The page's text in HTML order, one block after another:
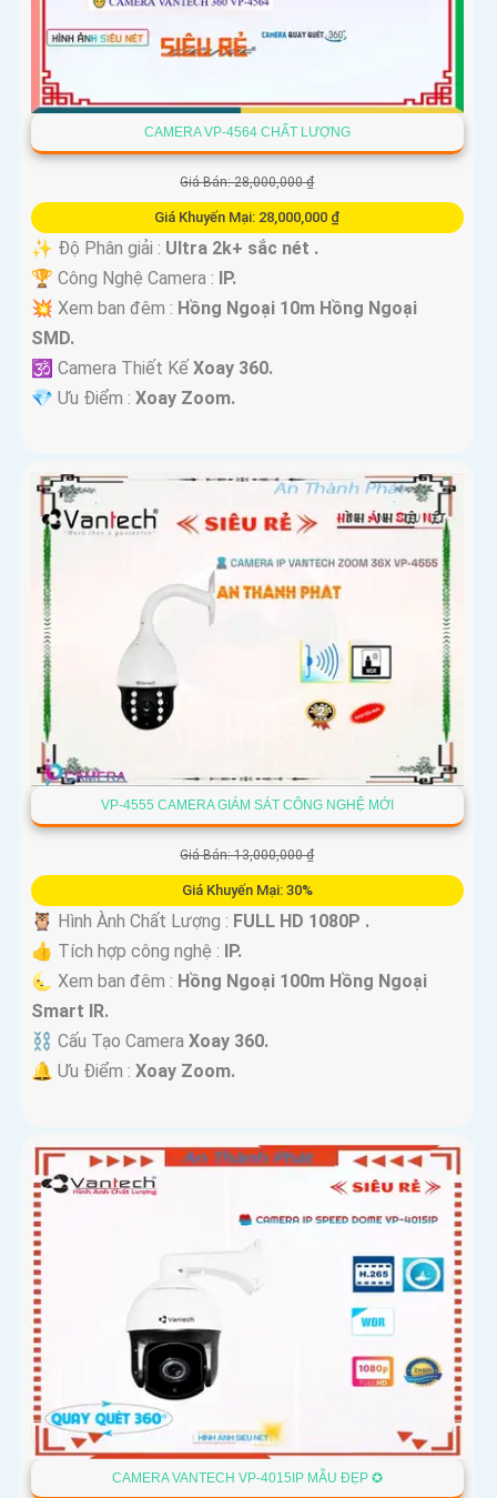
CAMERA VP-4564 CHẤT LƯỢNG
Giá Bán: 28,000,000 ₫
Giá Khuyến Mại: 28,000,000 ₫
✨ Độ Phân giải : Ultra 2k+ sắc nét .
🏆 Công Nghệ Camera :
IP.
💥 Xem ban đêm : Hồng Ngoại 10m Hồng Ngoại
SMD.
🕉️ Camera Thiết Kế Xoay 360.
️💎 Ưu Điểm : Xoay Zoom.
VP-4555 CAMERA GIÁM SÁT CÔNG NGHỆ MỚI
Giá Bán: 13,000,000 ₫
Giá Khuyến Mại: 30%
🦉 Hình Ành Chất Lượng : FULL HD 1080P .
👍 Tích hợp công nghệ :
IP.
🌜 Xem ban đêm : Hồng Ngoại 100m Hồng Ngoại
Smart IR.
⛓ Cấu Tạo Camera Xoay 360.
️🔔 Ưu Điểm : Xoay Zoom.
CAMERA VANTECH VP-4015IP MẪU ĐẸP ✪